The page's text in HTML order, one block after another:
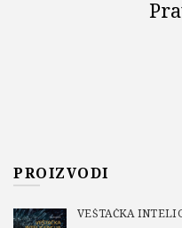
PROIZVODI
VEŠTAČKA